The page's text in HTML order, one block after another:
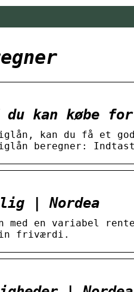
du kan købe
kan du få et
beregner:
| Nordea
med en variabel
friværdi.